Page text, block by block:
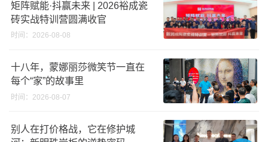
矩阵赋能·抖赢未来 | 2026裕成瓷
砖实战特训营圆满收官
时间：2026-08-08
十八年，蒙娜丽莎微笑节一直在
每个“家”的故事里
时间：2026-08-07
别人在打价格战，它在修护城